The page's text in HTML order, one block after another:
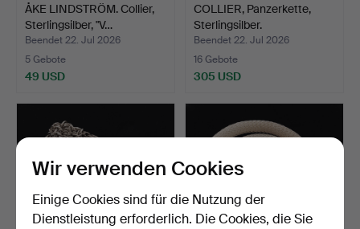
ÅKE LINDSTRÖM. Collier,
Sterlingsilber, "V…
Beendet 22. Jul 2026
5 Gebote
49 USD
COLLIER, Panzerkette,
Sterlingsilber.
Beendet 22. Jul 2026
16 Gebote
305 USD
Wir verwenden Cookies
Einige Cookies sind für die Nutzung der
Dienstleistung erforderlich. Die Cookies, die Sie